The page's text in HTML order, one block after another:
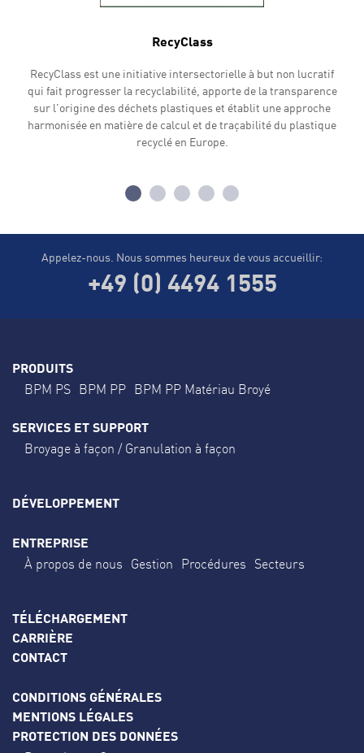
RecyClass
RecyClass est une initiative intersectorielle à but non lucratif
qui fait progresser la recyclabilité, apporte de la transparence
sur l'origine des déchets plastiques et établit une approche
harmonisée en matière de calcul et de traçabilité du plastique
recyclé en Europe.
Appelez-nous. Nous sommes heureux de vous accueillir:
+49 (0) 4494 1555
PRODUITS
BPM PS BPM PP BPM PP Matériau Broyé
SERVICES ET SUPPORT
Broyage à façon / Granulation à façon
DÉVELOPPEMENT
ENTREPRISE
À propos de nous Gestion Procédures Secteurs
TÉLÉCHARGEMENT
CARRIÈRE
CONTACT
CONDITIONS GÉNÉRALES
MENTIONS LÉGALES
PROTECTION DES DONNÉES